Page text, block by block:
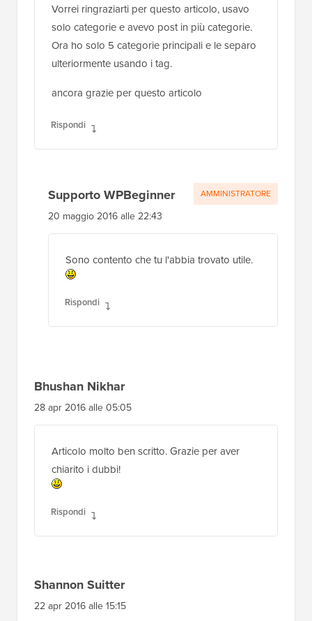
Vorrei ringraziarti per questo articolo, usavo
solo categorie e avevo post in più categorie.
Ora ho solo 5 categorie principali e le separo
ulteriormente usando i tag.
ancora grazie per questo articolo
Rispondi
Supporto WPBeginner
20 maggio 2016 alle 22:43
Sono contento che tu l'abbia trovato utile.
Rispondi
AMMINISTRATORE
Bhushan Nikhar
28 apr 2016 alle 05:05
Articolo molto ben scritto. Grazie per aver
chiarito i dubbi!
Rispondi
Shannon Suitter
22 apr 2016 alle 15:15